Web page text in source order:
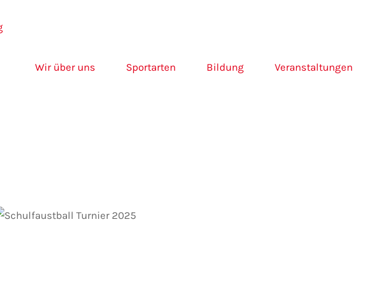
Wir über uns
Sportarten Bildung Veranstaltungen